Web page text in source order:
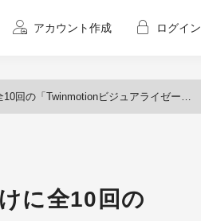
アカウント作成 ログイン
ビジュアライゼーションセミナー」を開催
に全10回の